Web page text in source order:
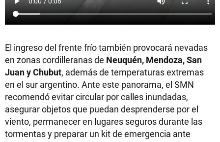
El ingreso del frente frío también provocará nevadas
en zonas cordilleranas de Neuquén, Mendoza, San
Juan y Chubut, además de temperaturas extremas
en el sur argentino. Ante este panorama, el SMN
recomendó evitar circular por calles inundadas,
asegurar objetos que puedan desprenderse por el
viento, permanecer en lugares seguros durante las
tormentas y preparar un kit de emergencia ante